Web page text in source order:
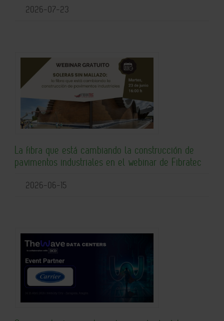
2026-07-23
La fibra que está cambiando la construcción de
pavimentos industriales en el webinar de Fibratec
2026-06-15